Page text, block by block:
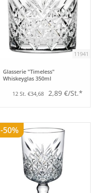
11941
Glasserie "Timeless"
Whiskeyglas 350ml
12 St. €34,68 2,89 €/St.*
-50%